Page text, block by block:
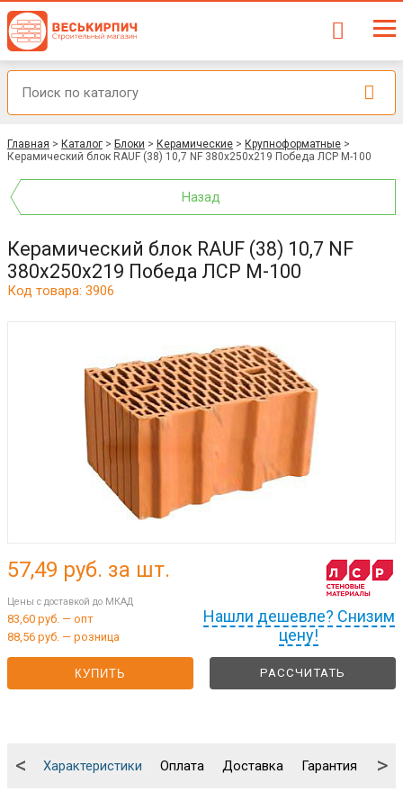
Главная > Каталог > Блоки > Керамические > Крупноформатные >
Керамический блок RAUF (38) 10,7 NF 380x250x219 Победа ЛСР М-100
Назад
Керамический блок RAUF (38) 10,7 NF
380x250x219 Победа ЛСР М-100
Код товара: 3906
Нашли дешевле? Снизим
цену!
57,49 руб. за шт.
Цены с доставкой до МКАД
83,60 руб. — опт
88,56 руб. — розница
КУПИТЬ РАССЧИТАТЬ
Характеристики Оплата Доставка Гарантия
< >